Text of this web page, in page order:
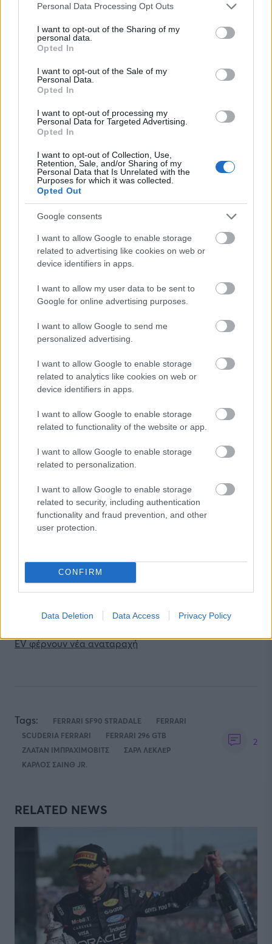
Please note that this website/app uses one or more Google
not limited to your visit or usage behaviour. You may click to
grant or deny consent to Google and its third-party tags to
use your data for below specified purposes in below Google
consent section.
Personal Data Processing Opt Outs
I want to opt-out of the Sharing of my
personal data.
Opted In
I want to opt-out of the Sale of my
Personal Data.
Opted In
I want to opt-out of processing my
Personal Data for Targeted Advertising.
Opted In
I want to opt-out of Collection, Use,
Retention, Sale, and/or Sharing of my
Personal Data that Is Unrelated with the
Purposes for which it was collected.
Opted Out
Google consents
I want to allow Google to enable storage
related to advertising like cookies on web or
device identifiers in apps.
I want to allow my user data to be sent to
Google for online advertising purposes.
I want to allow Google to send me
personalized advertising.
I want to allow Google to enable storage
related to analytics like cookies on web or
device identifiers in apps.
I want to allow Google to enable storage
related to functionality of the website or app.
I want to allow Google to enable storage
related to personalization.
I want to allow Google to enable storage
related to security, including authentication
functionality and fraud prevention, and other
user protection.
CONFIRM
Data Deletion Data Access Privacy Policy
— UEFA
Champions League
(@ChampionsLeague)
March 21, 2022
λάτρης της μάρκας με σήμα το αλογάκι, έχει
μάλιστα και μερικά δημιουργήματά της στο
γκαράζ του: από την εξωτική
θρυλική
Enzo , κι από την
ως την
Ζλάταν αγαπάει το αυτοκίνητο και το αυτοκίνητο
αγαπάει τον Ζλάταν.
ΔΙΑΒΑΣΕ ΑΚΟΜΗ:
Guinness
F1: Ο κίνδυνος να σπάσει το δεκαετές σερί του Μαξ
EV φέρνουν νέα αναταραχή
Tags: FERRARI SF90 STRADALE
FERRARI
SCUDERIA FERRARI
FERRARI 296 GTB
ΖΛΑΤΑΝ ΙΜΠΡΑΧΙΜΟΒΙΤΣ
ΣΑΡΛ ΛΕΚΛΕΡ
ΚΑΡΛΟΣ ΣΑΙΝΘ JR.
2
RELATED NEWS